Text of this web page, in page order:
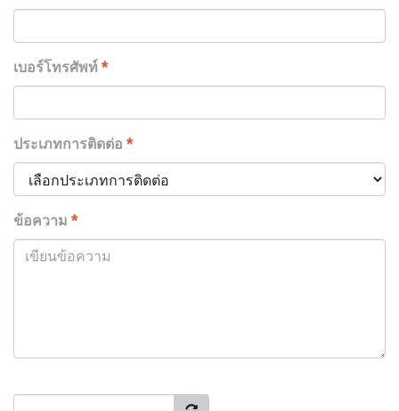
เบอร์โทรศัพท์ *
ประเภทการติดต่อ *
ข้อความ *